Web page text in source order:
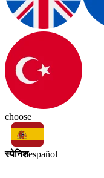
choose
स्पेनिशespañol